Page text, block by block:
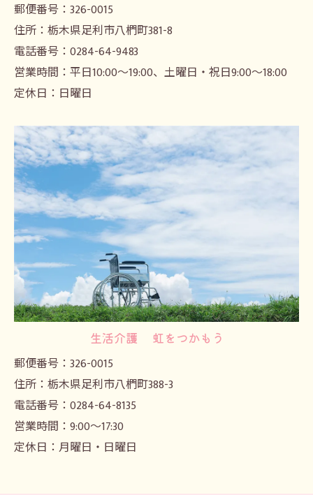
郵便番号：326-0015
住所：栃木県足利市八椚町381-8
電話番号：0284-64-9483
営業時間：平日10:00～19:00、土曜日・祝日9:00～18:00
定休日：日曜日
生活介護 虹をつかもう
郵便番号：326-0015
住所：栃木県足利市八椚町388-3
電話番号：0284-64-8135
営業時間：9:00～17:30
定休日：月曜日・日曜日